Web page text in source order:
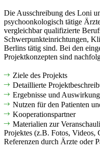
Die Ausschreibung des Loni
psychoonkologisch tätige
vergleichbar qualifizierte
Schwerpunkteinrichtungen,
Berlins tätig sind. Bei den
Projektkonzepten sind
Ziele des Projekts
Detaillierte
Ergebnisse und
Nutzen für den Patienten
Kooperationspartner
Materialien zur
Projektes (z.B. Fotos, Videos,
Referenzen durch Ärzte oder